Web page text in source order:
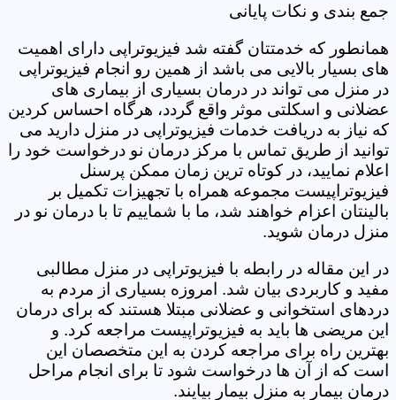
جمع بندی و نکات پایانی
همانطور که خدمتتان گفته شد فیزیوتراپی دارای اهمیت
های بسیار بالایی می باشد از همین رو انجام فیزیوتراپی
در منزل می تواند در درمان بسیاری از بیماری های
عضلانی و اسکلتی موثر واقع گردد، هرگاه احساس کردین
که نیاز به دریافت خدمات فیزیوتراپی در منزل دارید می
توانید از طریق تماس با مرکز درمان نو درخواست خود را
اعلام نمایید، در کوتاه ترین زمان ممکن پرسنل
فیزیوتراپیست مجموعه همراه با تجهیزات تکمیل بر
بالینتان اعزام خواهند شد، ما با شماییم تا با درمان نو در
منزل درمان شوید.
در این مقاله در رابطه با فیزیوتراپی در منزل مطالبی
مفید و کاربردی بیان شد. امروزه بسیاری از مردم به
دردهای استخوانی و عضلانی مبتلا هستند که برای درمان
این مریضی ها باید به فیزیوتراپیست مراجعه کرد. و
بهترین راه برای مراجعه کردن به این متخصصان این
است که از آن ها درخواست شود تا برای انجام مراحل
درمان بیمار به منزل بیمار بیایند.